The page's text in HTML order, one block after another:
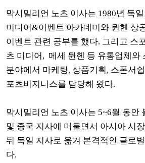
막시밀리언 노츠 이사는 1980년 독
미디어&이벤트 아카데미와 뮌헨 상
이벤트 관련 공부를 했다. 그리고 스
츠 미디어, 메세 뮌헨 등 유통업체와
분야에서 마케팅, 상품기획, 스폰서
포츠비지니스를 담당해 왔다.
막시밀리언 노츠 이사는 5~6월 동안
및 중국 지사에 머물면서 아시아 시
뒤 독일 지사로 옮겨 본격적인 글로
다.